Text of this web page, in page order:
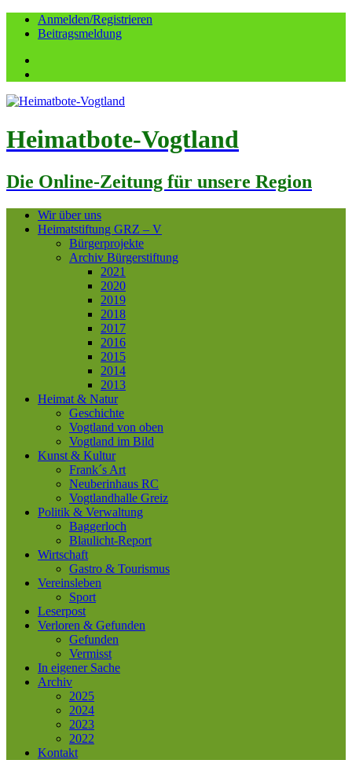
Anmelden/Registrieren
Beitragsmeldung
Heimatbote-Vogtland
Die Online-Zeitung für unsere Region
Wir über uns
Heimatstiftung GRZ – V
Bürgerprojekte
Archiv Bürgerstiftung
2021
2020
2019
2018
2017
2016
2015
2014
2013
Heimat & Natur
Geschichte
Vogtland von oben
Vogtland im Bild
Kunst & Kultur
Frank´s Art
Neuberinhaus RC
Vogtlandhalle Greiz
Politik & Verwaltung
Baggerloch
Blaulicht-Report
Wirtschaft
Gastro & Tourismus
Vereinsleben
Sport
Leserpost
Verloren & Gefunden
Gefunden
Vermisst
In eigener Sache
Archiv
2025
2024
2023
2022
Kontakt